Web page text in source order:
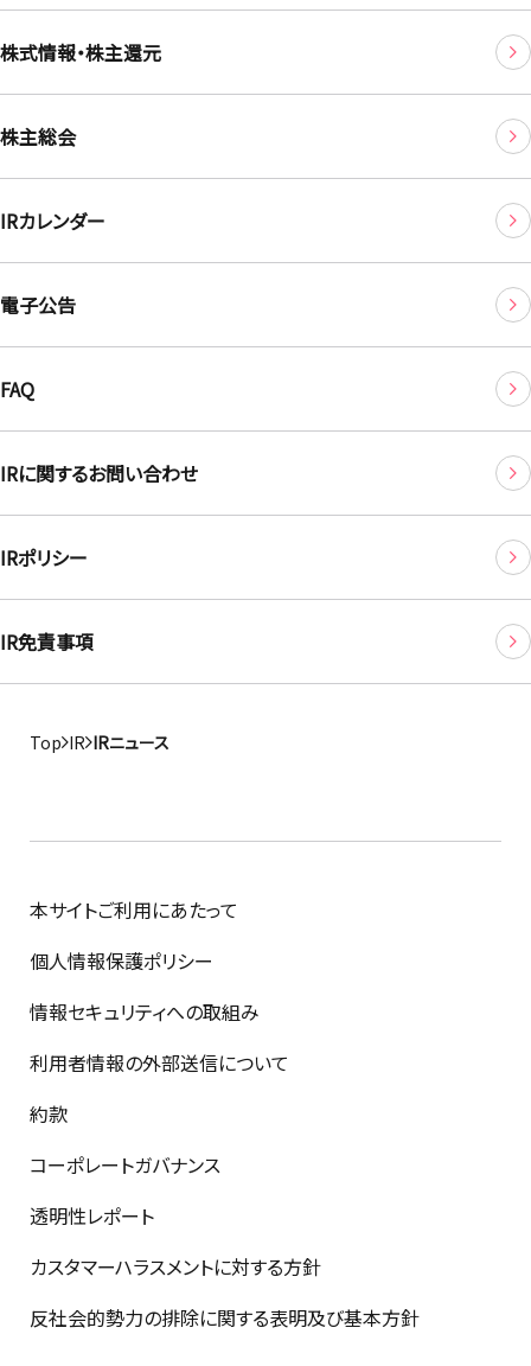
株式情報・株主還元
株主総会
IRカレンダー
電子公告
FAQ
IRに関するお問い合わせ
IRポリシー
IR免責事項
Top IR IRニュース
本サイトご利用にあたって
個人情報保護ポリシー
情報セキュリティへの取組み
利用者情報の外部送信について
約款
コーポレートガバナンス
透明性レポート
カスタマーハラスメントに対する方針
反社会的勢力の排除に関する表明及び基本方針